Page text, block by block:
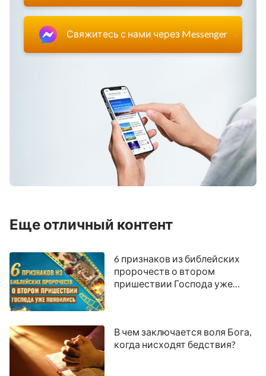
Свяжитесь с нами через Messenger
Еще отличный контент
6 признаков из библейских
пророчеств о втором
пришествии Господа уже
В чем заключается воля Бога,
когда нисходят бедствия?